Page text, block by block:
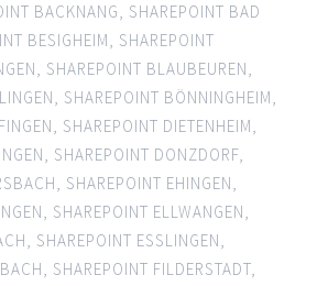
BACKNANG, SHAREPOINT BAD
BESIGHEIM, SHAREPOINT
, SHAREPOINT BLAUBEUREN,
, SHAREPOINT BÖNNINGHEIM,
, SHAREPOINT DIETENHEIM,
, SHAREPOINT DONZDORF,
, SHAREPOINT EHINGEN,
, SHAREPOINT ELLWANGEN,
, SHAREPOINT ESSLINGEN,
, SHAREPOINT FILDERSTADT,